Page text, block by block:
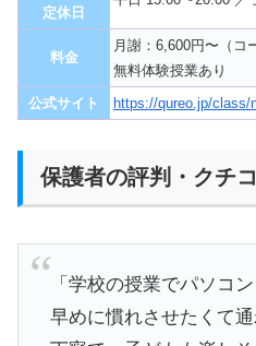
定休日
料金
月謝：6,600円〜（コ
無料体験授業あり
公式サイト
https://qureo.jp/class/
保護者の評判・クチ
「学校の授業でパソコ
早めに慣れさせたくて